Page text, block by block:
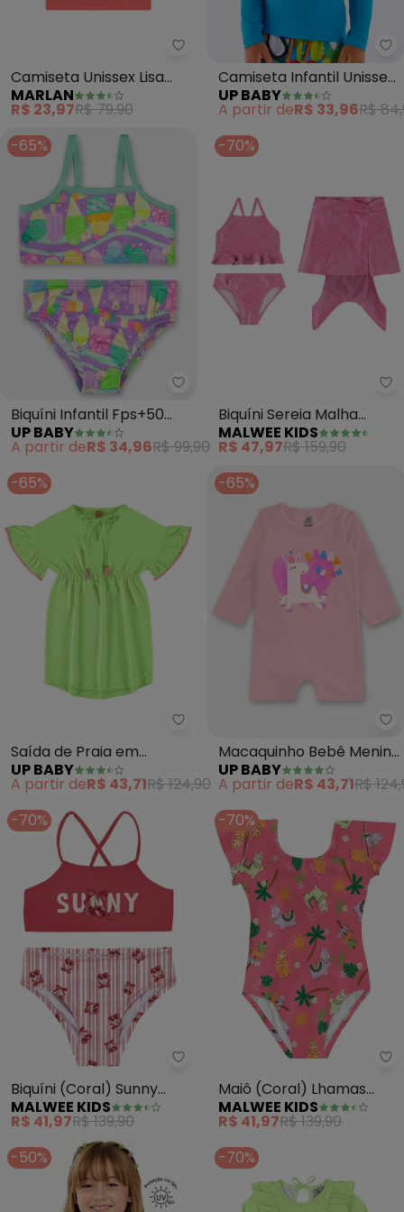
Marlan - Camiseta Unissex
Camiseta Unissex Lisa
Proteção Uv (Vermelho)
MARLAN
R$ 23,97R$ 79,90
Camiseta Infantil Unissex
Fps +50 (Azul)
UP BABY
A partir deR$ 33,96R$
-65%
Up Baby - Biquíni Infantil
Biquíni Infantil Fps+50
com Forro (Roxo)
UP BABY
A partir deR$ 34,96R$ 99,90
-70%
Biquíni Sereia Malha
Glitter Uv (Rosa)
MALWEE KIDS
R$ 47,97R$ 159,90
-65%
Up Baby - Saída de Praia em
Saída de Praia em
Poliéster Fps+50 (Verde)
UP BABY
A partir deR$ 43,71R$ 124,90
-65%
Macaquinho Bebê Menina
Fps +50 (Rosa)
UP BABY
A partir deR$ 43,71R$
-70%
Malwee Kids - Biquíni (Coral)
Biquíni (Coral) Sunny
Beach Uv
MALWEE KIDS
R$ 41,97R$ 139,90
-70%
Maiô (Coral) Lhamas
Malha Uv
MALWEE KIDS
R$ 41,97R$ 139,90
-50%
-70%